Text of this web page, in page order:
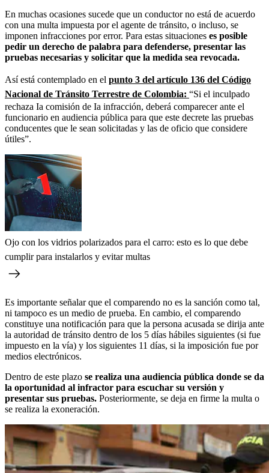
En muchas ocasiones sucede que un conductor no está de acuerdo
con una multa impuesta por el agente de tránsito, o incluso, se
imponen infracciones por error. Para estas situaciones es posible
pedir un derecho de palabra para defenderse, presentar las
pruebas necesarias y solicitar que la medida sea revocada.
Así está contemplado en el punto 3 del artículo 136 del Código
Nacional de Tránsito Terrestre de Colombia: “Si el inculpado
rechaza Ia comisión de Ia infracción, deberá comparecer ante el
funcionario en audiencia pública para que este decrete las pruebas
conducentes que le sean solicitadas y las de oficio que considere
útiles”.
Ojo con los vidrios polarizados para el carro: esto es lo que debe
cumplir para instalarlos y evitar multas
Es importante señalar que el comparendo no es la sanción como tal,
ni tampoco es un medio de prueba. En cambio, el comparendo
constituye una notificación para que la persona acusada se dirija ante
la autoridad de tránsito dentro de los 5 días hábiles siguientes (si fue
impuesto en la vía) y los siguientes 11 días, si la imposición fue por
medios electrónicos.
Dentro de este plazo se realiza una audiencia pública donde se da
la oportunidad al infractor para escuchar su versión y
presentar sus pruebas. Posteriormente, se deja en firme la multa o
se realiza la exoneración.